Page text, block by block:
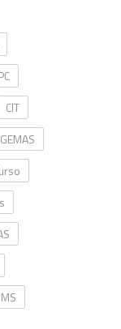
CIT
MS